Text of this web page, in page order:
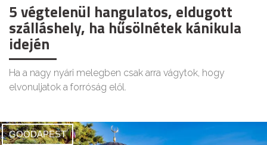
5 végtelenül hangulatos, eldugott
szálláshely, ha hűsölnétek kánikula
idején
Ha a nagy nyári melegben csak arra vágytok, hogy
elvonuljatok a forróság elől.
GOODAPEST